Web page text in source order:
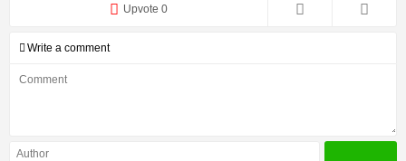
Upvote 0
Write a comment